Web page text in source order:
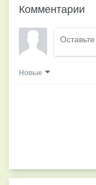
Комментарии
Новые